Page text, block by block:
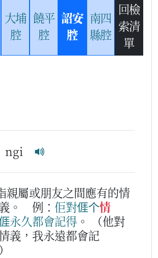
大埔
腔
饒平
腔
詔安
腔
南四
縣腔
回檢
索清
單
ngi
親屬或朋友之間應有的情
。
例： 佢對𠊎个情
永久都會記得 。
（他對
義，我永遠都會記